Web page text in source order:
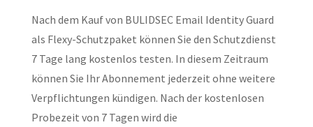
Nach dem Kauf von BULIDSEC Email Identity Guard
als Flexy-Schutzpaket können Sie den Schutzdienst
7 Tage lang kostenlos testen. In diesem Zeitraum
können Sie Ihr Abonnement jederzeit ohne weitere
Verpflichtungen kündigen. Nach der kostenlosen
Probezeit von 7 Tagen wird die